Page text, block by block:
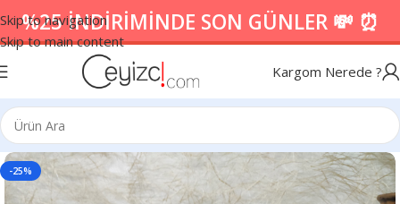
Skip to navigation
Skip to main content
%25 İNDİRİMİNDE SON GÜNLER 💸 ⏰
Kargom Nerede ?
-25%